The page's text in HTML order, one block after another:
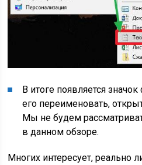
В итоге появляется
его переименовать,
Мы не будем
в данном обзоре.
Многих интересует, реально